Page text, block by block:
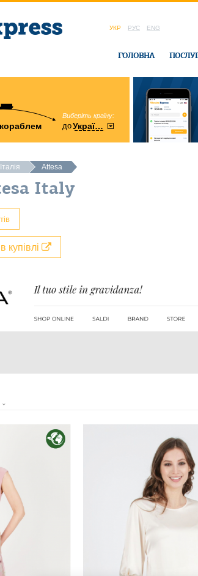
УКР РУС ENG
ГОЛОВНА
кораблем
Виберіть країну:
доУкраїни
область:
Вінницька
Attesa
Italy
купівлі